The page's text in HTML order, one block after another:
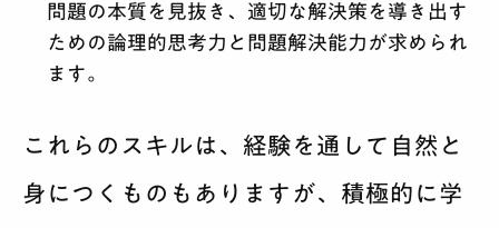
問題の本質を見抜き、適切な解決策を導き出す
ための論理的思考力と問題解決能力が求められ
ます。
これらのスキルは、経験を通して自然と
身につくものもありますが、積極的に学